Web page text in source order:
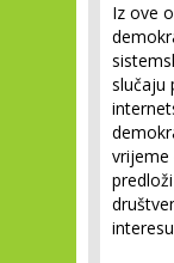
Iz ove
slučaju
vrijeme